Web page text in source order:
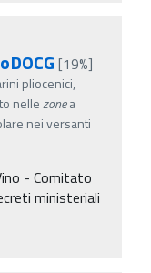
[19%]
pliocenici,
nellezonea
nei versanti
- Comitato
ministeriali